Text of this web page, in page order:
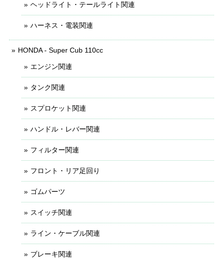
ヘッドライト・テールライト関連
ハーネス・電装関連
HONDA - Super Cub 110cc
エンジン関連
タンク関連
スプロケット関連
ハンドル・レバー関連
フィルター関連
フロント・リア足回り
ゴムパーツ
スイッチ関連
ライン・ケーブル関連
ブレーキ関連